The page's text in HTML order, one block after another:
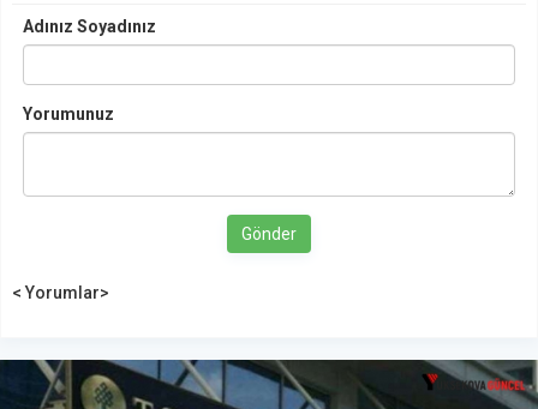
Adınız Soyadınız
Yorumunuz
Gönder
< Yorumlar>